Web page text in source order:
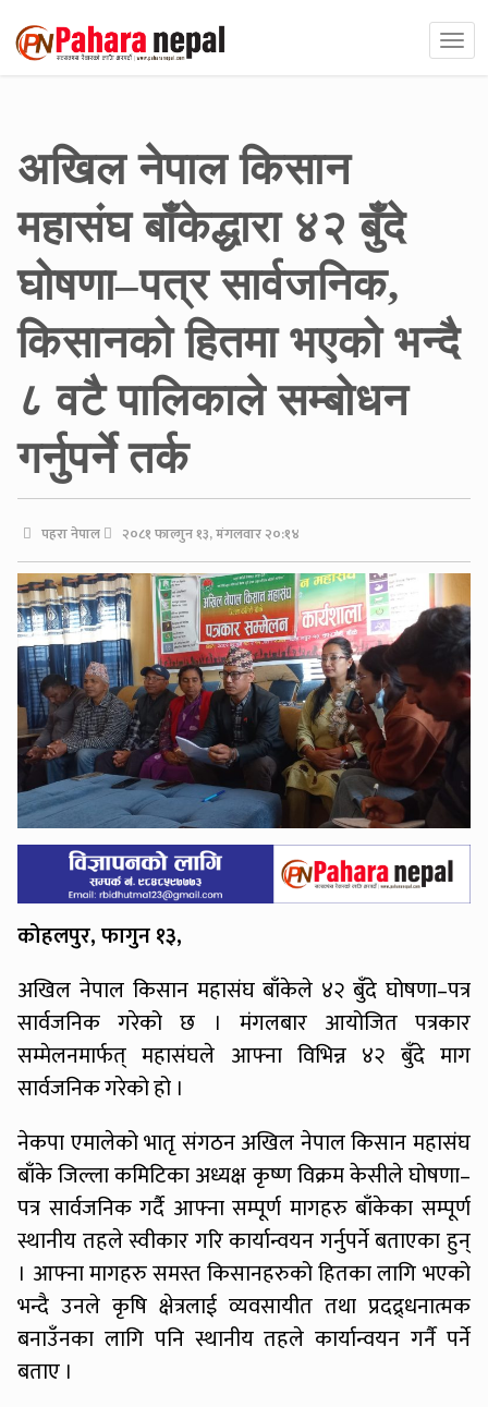
अखिल नेपाल किसान
महासंघ बाँकेद्धारा ४२ बुँदे
घोषणा–पत्र सार्वजनिक,
किसानको हितमा भएको भन्दै
८ वटै पालिकाले सम्बोधन
गर्नुपर्ने तर्क
पहरा नेपाल २०८१ फाल्गुन १३, मंगलवार २०:१४
कोहलपुर, फागुन १३,
अखिल नेपाल किसान महासंघ बाँकेले ४२ बुँदे घोषणा–पत्र
सार्वजनिक गरेको छ । मंगलबार आयोजित पत्रकार
सम्मेलनमार्फत् महासंघले आफ्ना विभिन्न ४२ बुँदे माग
सार्वजनिक गरेको हो ।
नेकपा एमालेको भातृ संगठन अखिल नेपाल किसान महासंघ
बाँके जिल्ला कमिटिका अध्यक्ष कृष्ण विक्रम केसीले घोषणा–
पत्र सार्वजनिक गर्दै आफ्ना सम्पूर्ण मागहरु बाँकेका सम्पूर्ण
स्थानीय तहले स्वीकार गरि कार्यान्वयन गर्नुपर्ने बताएका हुन्
। आफ्ना मागहरु समस्त किसानहरुको हितका लागि भएको
भन्दै उनले कृषि क्षेत्रलाई व्यवसायीत तथा प्रदद्र्धनात्मक
बनाउँनका लागि पनि स्थानीय तहले कार्यान्वयन गर्नै पर्ने
बताए ।